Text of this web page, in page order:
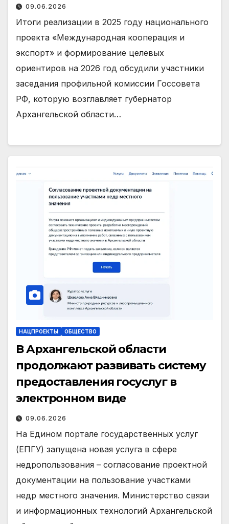
09.06.2026
Итоги реализации в 2025 году национального
проекта «Международная кооперация и
экспорт» и формирование целевых
ориентиров на 2026 год обсудили участники
заседания профильной комиссии Госсовета
РФ, которую возглавляет губернатор
Архангельской области…
НАЦПРОЕКТЫ ОБЩЕСТВО
В Архангельской области
продолжают развивать систему
предоставления госуслуг в
электронном виде
09.06.2026
На Едином портале государственных услуг
(ЕПГУ) запущена новая услуга в сфере
недропользования – согласование проектной
документации на пользование участками
недр местного значения. Министерство связи
и информационных технологий Архангельской